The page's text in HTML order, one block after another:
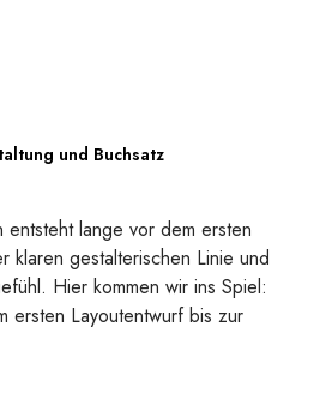
und Buchsatz
entsteht lange vor dem ersten
klaren gestalterischen Linie und
Hier kommen wir ins Spiel:
ersten Layoutentwurf bis zur